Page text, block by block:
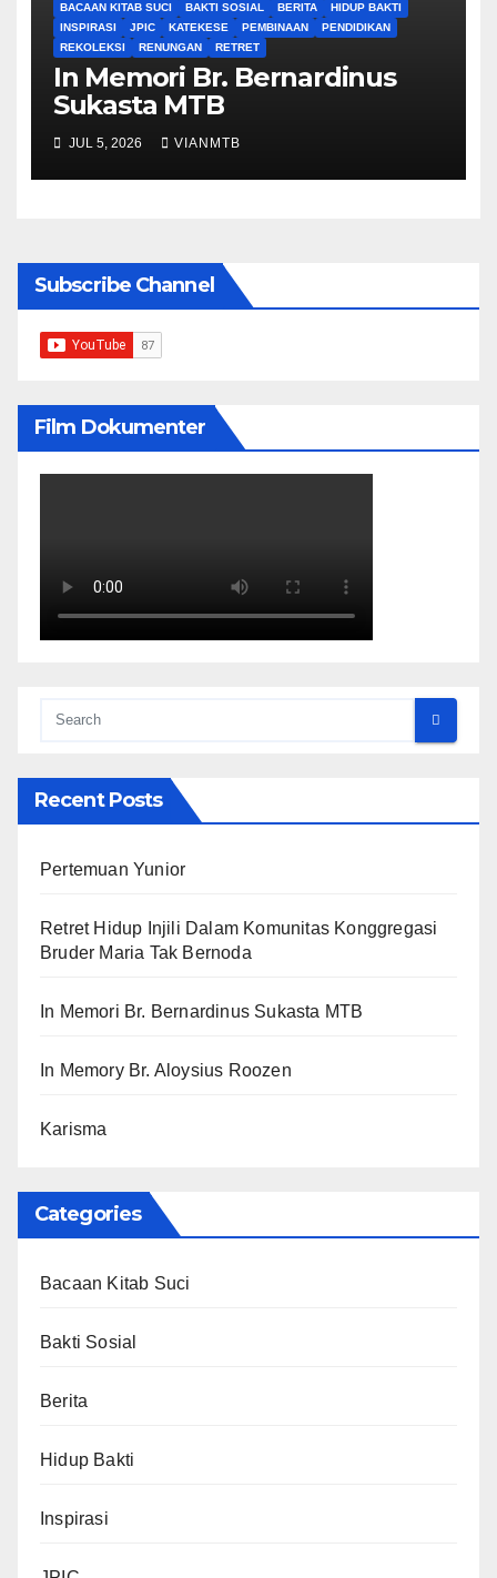
BACAAN KITAB SUCI BAKTI SOSIAL BERITA
HIDUP BAKTI
INSPIRASI
JPIC KATEKESE PEMBINAAN
PENDIDIKAN
REKOLEKSI
RENUNGAN RETRET
In Memori Br. Bernardinus
Sukasta MTB
JUL 5, 2026 VIANMTB
Subscribe Channel
Film Dokumenter
Recent Posts
Pertemuan Yunior
Retret Hidup Injili Dalam Komunitas Konggregasi
Bruder Maria Tak Bernoda
In Memori Br. Bernardinus Sukasta MTB
In Memory Br. Aloysius Roozen
Karisma
Categories
Bacaan Kitab Suci
Bakti Sosial
Berita
Hidup Bakti
Inspirasi